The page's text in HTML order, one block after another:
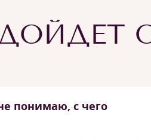
понимаю, с чего